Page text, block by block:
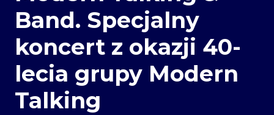
Band. Specjalny
koncert z okazji 40-
lecia grupy Modern
Talking